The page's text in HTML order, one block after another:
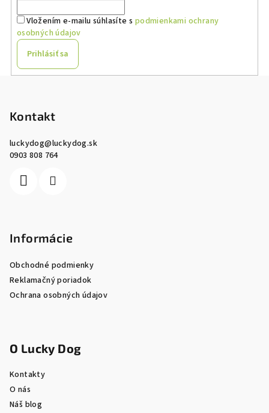
Vložením e-mailu súhlasíte s podmienkami ochrany
osobných údajov
Prihlásiť sa
Kontakt
luckydog@luckydog.sk
0903 808 764
Informácie
Obchodné podmienky
Reklamačný poriadok
Ochrana osobných údajov
O Lucky Dog
Kontakty
O nás
Náš blog